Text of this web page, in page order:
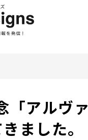
「アルヴ
ました。